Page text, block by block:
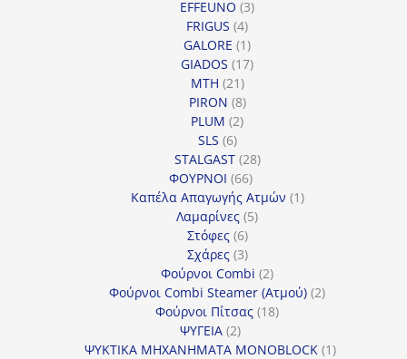
EFFEUNO 33
FRIGUS 44
προϊόντα
GALORE 11
προϊόν
GIADOS 1717
MTH 2121
προϊόντα
PIRON 88
προϊόντα
PLUM 22
SLS 66
προϊόντα
STALGAST 2828
ΦΟΥΡΝΟΙ 6666
προϊόντα
Καπέλα Απαγωγής Ατμών 11
Λαμαρίνες 55
Στόφες 66
προϊόντα
Σχάρες 33
προϊόντα
Φούρνοι Combi 22
προϊόντα
Φούρνοι Combi Steamer (Ατμού) 22
Φούρνοι Πίτσας 1818
ΨΥΓΕΙΑ 22
προϊόντα
ΨΥΚΤΙΚΑ ΜΗΧΑΝΗΜΑΤΑ MONOBLOCK 11